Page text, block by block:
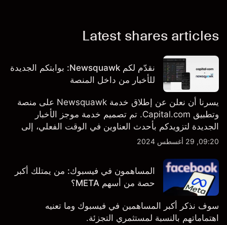
Latest shares articles
نقدّم لكم Newsquawk: بوابتكم الجديدة
للأخبار من داخل المنصة
يسرنا أن نعلن عن إطلاق خدمة Newsquawk على منصة
وتطبيق Capital.com. تم تصميم خدمة موجز الأخبار
الجديدة لتزويدكم بأحدث العناوين في الوقت الفعلي، إلى
جانب قصص إخبارية مخصصة وتقارير تحليلية متعمقة - وكل
بالضبط.
09:20, 29 أغسطس 2024
المساهمون في فيسبوك: من يمتلك أكبر
حصة من أسهم META؟
سوف نذكر أكبر المساهمين في فيسبوك وما تعنيه
اهتماماتهم بالنسبة لمستثمري التجزئة.